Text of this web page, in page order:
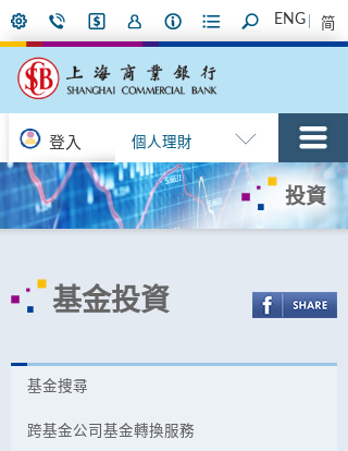
ENG 简
登入 個人理財
投資
基金投資
基金捜尋
跨基金公司基金轉換服務